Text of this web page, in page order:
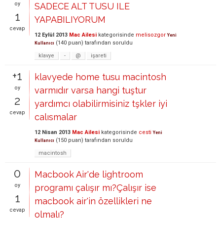
oy
1
cevap
SADECE ALT TUSU ILE
YAPABILIYORUM
12 Eylül 2013 Mac Ailesi kategorisinde melisozgor Yeni
Kullanıcı (140 puan) tarafından soruldu
klavye
- @ işareti
+1
oy
2
cevap
klavyede home tusu macintosh
varmıdır varsa hangi tuştur
yardımcı olabilirmisiniz tşkler iyi
calısmalar
12 Nisan 2013 Mac Ailesi kategorisinde cesti Yeni
Kullanıcı (150 puan) tarafından soruldu
macintosh
0
oy
1
cevap
Macbook Air'de lightroom
programı çalışır mı?Çalışır ise
macbook air'in özellikleri ne
olmalı?